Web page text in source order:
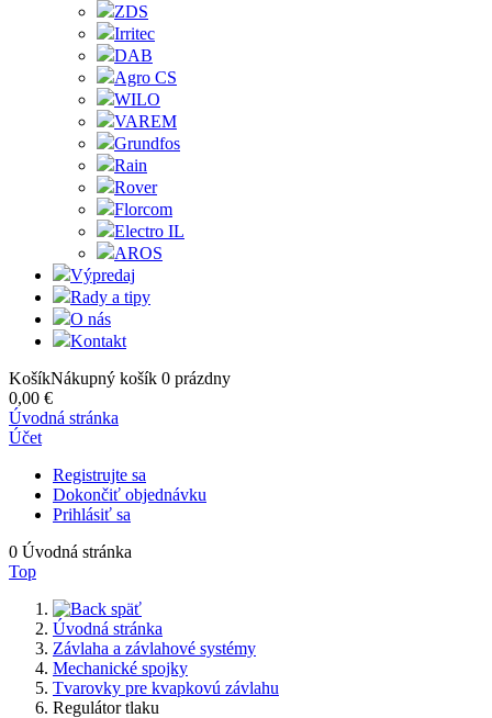
ZDS
Irritec
DAB
Agro CS
WILO
VAREM
Grundfos
Rain
Rover
Florcom
Electro IL
AROS
Výpredaj
Rady a tipy
O nás
Kontakt
KošíkNákupný košík 0 prázdny
0,00 €
Úvodná stránka
Účet
Registrujte sa
Dokončiť objednávku
Prihlásiť sa
0 Úvodná stránka
Top
späť
Úvodná stránka
Závlaha a závlahové systémy
Mechanické spojky
Tvarovky pre kvapkovú závlahu
Regulátor tlaku